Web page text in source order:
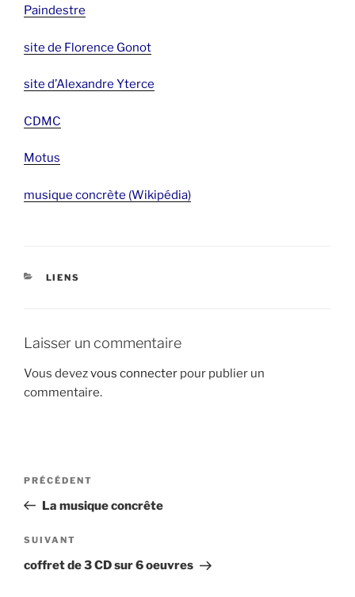
Paindestre
site de Florence Gonot
site d’Alexandre Yterce
CDMC
Motus
musique concrète (Wikipédia)
CATÉGORIES
LIENS
Laisser un commentaire
Vous devezvous connecter pour publier un
commentaire.
Navigation
l’article
Article
précédent
PRÉCÉDENT
La musique concrête
Article
suivant
SUIVANT
coffret de 3 CD sur 6 oeuvres